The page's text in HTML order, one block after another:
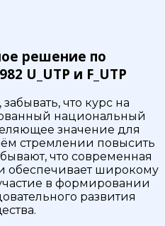
решение по
U_UTP и F_UTP
что курс на
национальный
значение для
стремлении повысить
что современная
обеспечивает широкому
в формировании
развития